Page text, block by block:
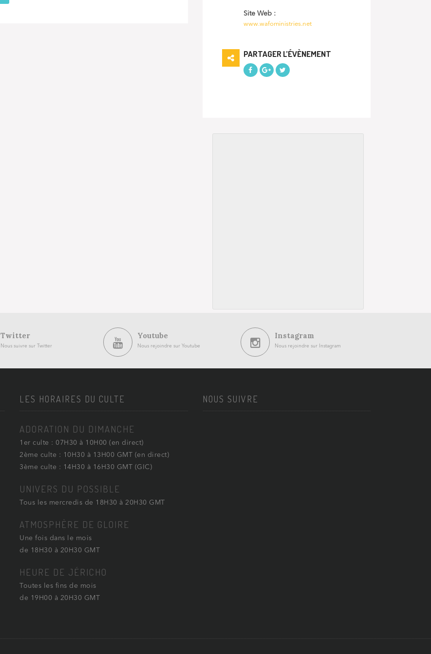
Site Web :
www.wafoministries.net
PARTAGER L’ÉVÈNEMENT
Twitter
Nous suivre sur Twitter
Youtube
Nous rejoindre sur Youtube
Instagram
Nous rejoindre sur Instagram
LES HORAIRES DU CULTE
ADORATION DU DIMANCHE
1er culte : 07H30 à 10H00 (en direct)
2ème culte : 10H30 à 13H00 GMT (en direct)
3ème culte : 14H30 à 16H30 GMT (GIC)
UNIVERS DU POSSIBLE
Tous les mercredis de 18H30 à 20H30 GMT
ATMOSPHÈRE DE GLOIRE
Une fois dans le mois
de 18H30 à 20H30 GMT
HEURE DE JÉRICHO
Toutes les fins de mois
de 19H00 à 20H30 GMT
NOUS SUIVRE